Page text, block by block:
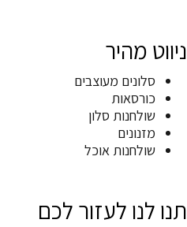
ניווט מהיר
סלונים מעוצבים
כורסאות
שולחנות סלון
מזנונים
שולחנות אוכל
תנו לנו לעזור לכם